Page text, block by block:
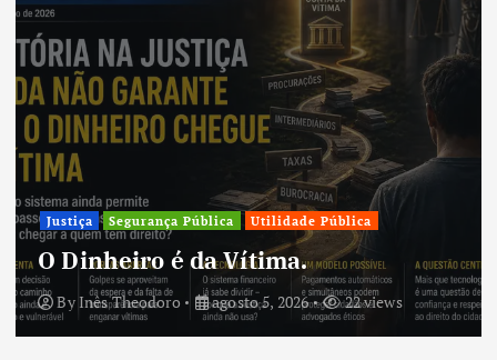
Justiça Segurança Pública Utilidade Pública
O Dinheiro é da Vítima.
By Inês Theodoro agosto 5, 2026 22 views